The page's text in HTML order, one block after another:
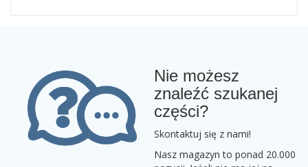
Nie możesz
znaleźć szukanej
części?
Skontaktuj się z nami!
Nasz magazyn to ponad 20.000